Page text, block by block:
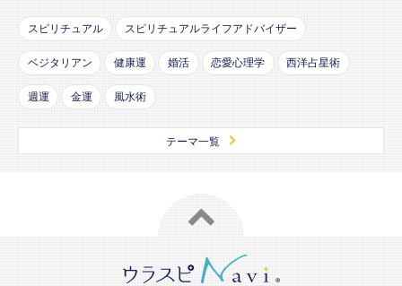
スピリチュアル スピリチュアルライフアドバイザー
ベジタリアン 健康運 婚活 恋愛心理学 西洋占星術
週運 金運 風水術
テーマ一覧